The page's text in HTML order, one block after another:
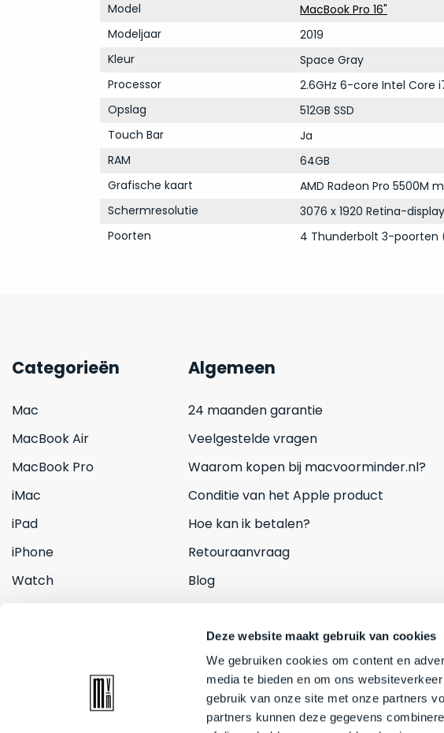
Deze website maakt gebruik van cookies
We gebruiken cookies om content en
media te bieden en om ons
gebruik van onze site met onze partners
partners kunnen deze gegevens
Model
MacBook Pro 16"
Modeljaar
2019
Kleur
Space Gray
Processor
2.6GHz 6-core Intel Core
Opslag
512GB SSD
Touch Bar
Ja
RAM
64GB
Grafische kaart
AMD Radeon Pro 5500M
Schermresolutie
3076 x 1920 Retina-display
Poorten
4 Thunderbolt 3-poorten
Categorieën
Mac
MacBook Air
MacBook Pro
iMac
iPad
iPhone
Watch
Algemeen
24 maanden garantie
Veelgestelde vragen
Waarom kopen bij macvoorminder.nl?
Conditie van het Apple product
Hoe kan ik betalen?
Retouraanvraag
Blog